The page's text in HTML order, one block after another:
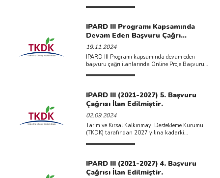
IPARD III Programı Kapsamında
Devam Eden Başvuru Çağrı
İlanlarında Son Teslim Tarihlerinde
Değişiklik
19.11.2024
IPARD III Programı kapsamında devam eden
başvuru çağrı ilanlarında Online Proje Başvuru
IPARD III (2021-2027) 5. Başvuru
Çağrısı İlan Edilmiştir.
02.09.2024
Tarım ve Kırsal Kalkınmayı Destekleme Kurumu
(TKDK) tarafından 2027 yılına kadarki
IPARD III (2021-2027) 4. Başvuru
Çağrısı İlan Edilmiştir.